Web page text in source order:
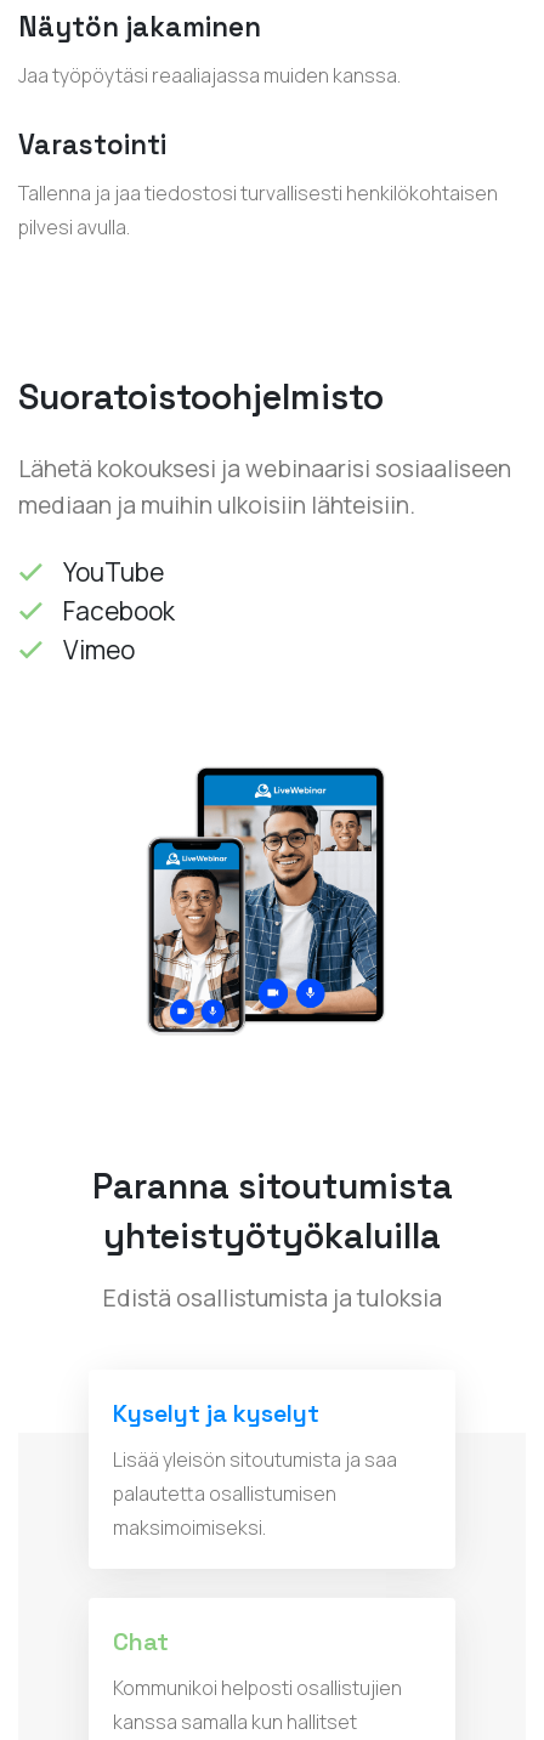
Näytön jakaminen
Jaa työpöytäsi reaaliajassa muiden kanssa.
Varastointi
Tallenna ja jaa tiedostosi turvallisesti henkilökohtaisen
pilvesi avulla.
Suoratoistoohjelmisto
Lähetä kokouksesi ja webinaarisi sosiaaliseen
mediaan ja muihin ulkoisiin lähteisiin.
YouTube
Facebook
Vimeo
Paranna sitoutumista
yhteistyötyökaluilla
Edistä osallistumista ja tuloksia
Kyselyt ja kyselyt
Lisää yleisön sitoutumista ja saa
palautetta osallistumisen
maksimoimiseksi.
Chat
Kommunikoi helposti osallistujien
kanssa samalla kun hallitset